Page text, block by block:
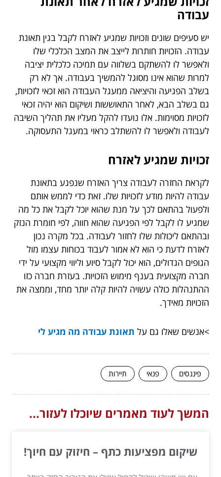
עבודה
יש סעיפים שונים וזכויות שמגיע לאזרח לקבל בגין תאונת
עבודה. הזכויות חותרות לייצב את המצב הכלכלי שלו
ולאפשר לו להשתקם בשלווה עם תמיכה כלכלית יציבה
למרות שהוא אינו מסוגל להמשיך בעבודה. אך לא רק
בשלב הפגיעה והיציאה ממעגל העבודה הוא זכאי לזכויות,
גם בשלב הבא, לאחר התאוששות ושיקום הוא יהיה זכאי
לזכויות מסוימות. אלו נועדו להקל מעליו את תהליך השיבה
לעבודה ולאפשר לו להשתלב כראוי במעגל התעסוקה.
זכויות שמגיע לאזרח
לקראת החזרה לעבודה צריך האזרח שנפגע בתאונת
עבודה להיות מודע לזכויות שלו. זאת כדי לממש אותם
ולפעול בהתאם לכך על מנת שהוא יוכל לקבל את כל מה
שמגיע לו לקבל לפי הפגיעה שהוא חווה, לפי חומרת הנזק
ובהתאם ליכולות שלו לחזור לעבודה. בכל מקרה נכון
לאזרח לדעת כי הוא לא אמור לעבוד בכוחות עצמו מול
הגופים הגדולים, הוא יכול לקבל סיוע וליווי מקצועי על ידי
חברה מקצועית בענף מימוש הזכויות. בעזרת חברה כזו
ההתנהלות כולה עשויה להיות קלה יותר מחד, וממצה את
הזכויות מאידך.
>אנשים שאלו גם על תאונת עבודה מה מגיע לי
פיננסים פנאי תיירות
המשך לעוד מאמרים שיוכלו לעזור...
שיקום מפציעות כתף – חיזוק עם חיוך!